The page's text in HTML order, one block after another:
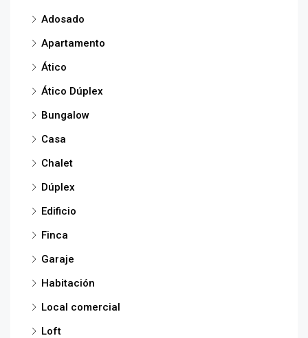
Adosado
Apartamento
Ático
Ático Dúplex
Bungalow
Casa
Chalet
Dúplex
Edificio
Finca
Garaje
Habitación
Local comercial
Loft